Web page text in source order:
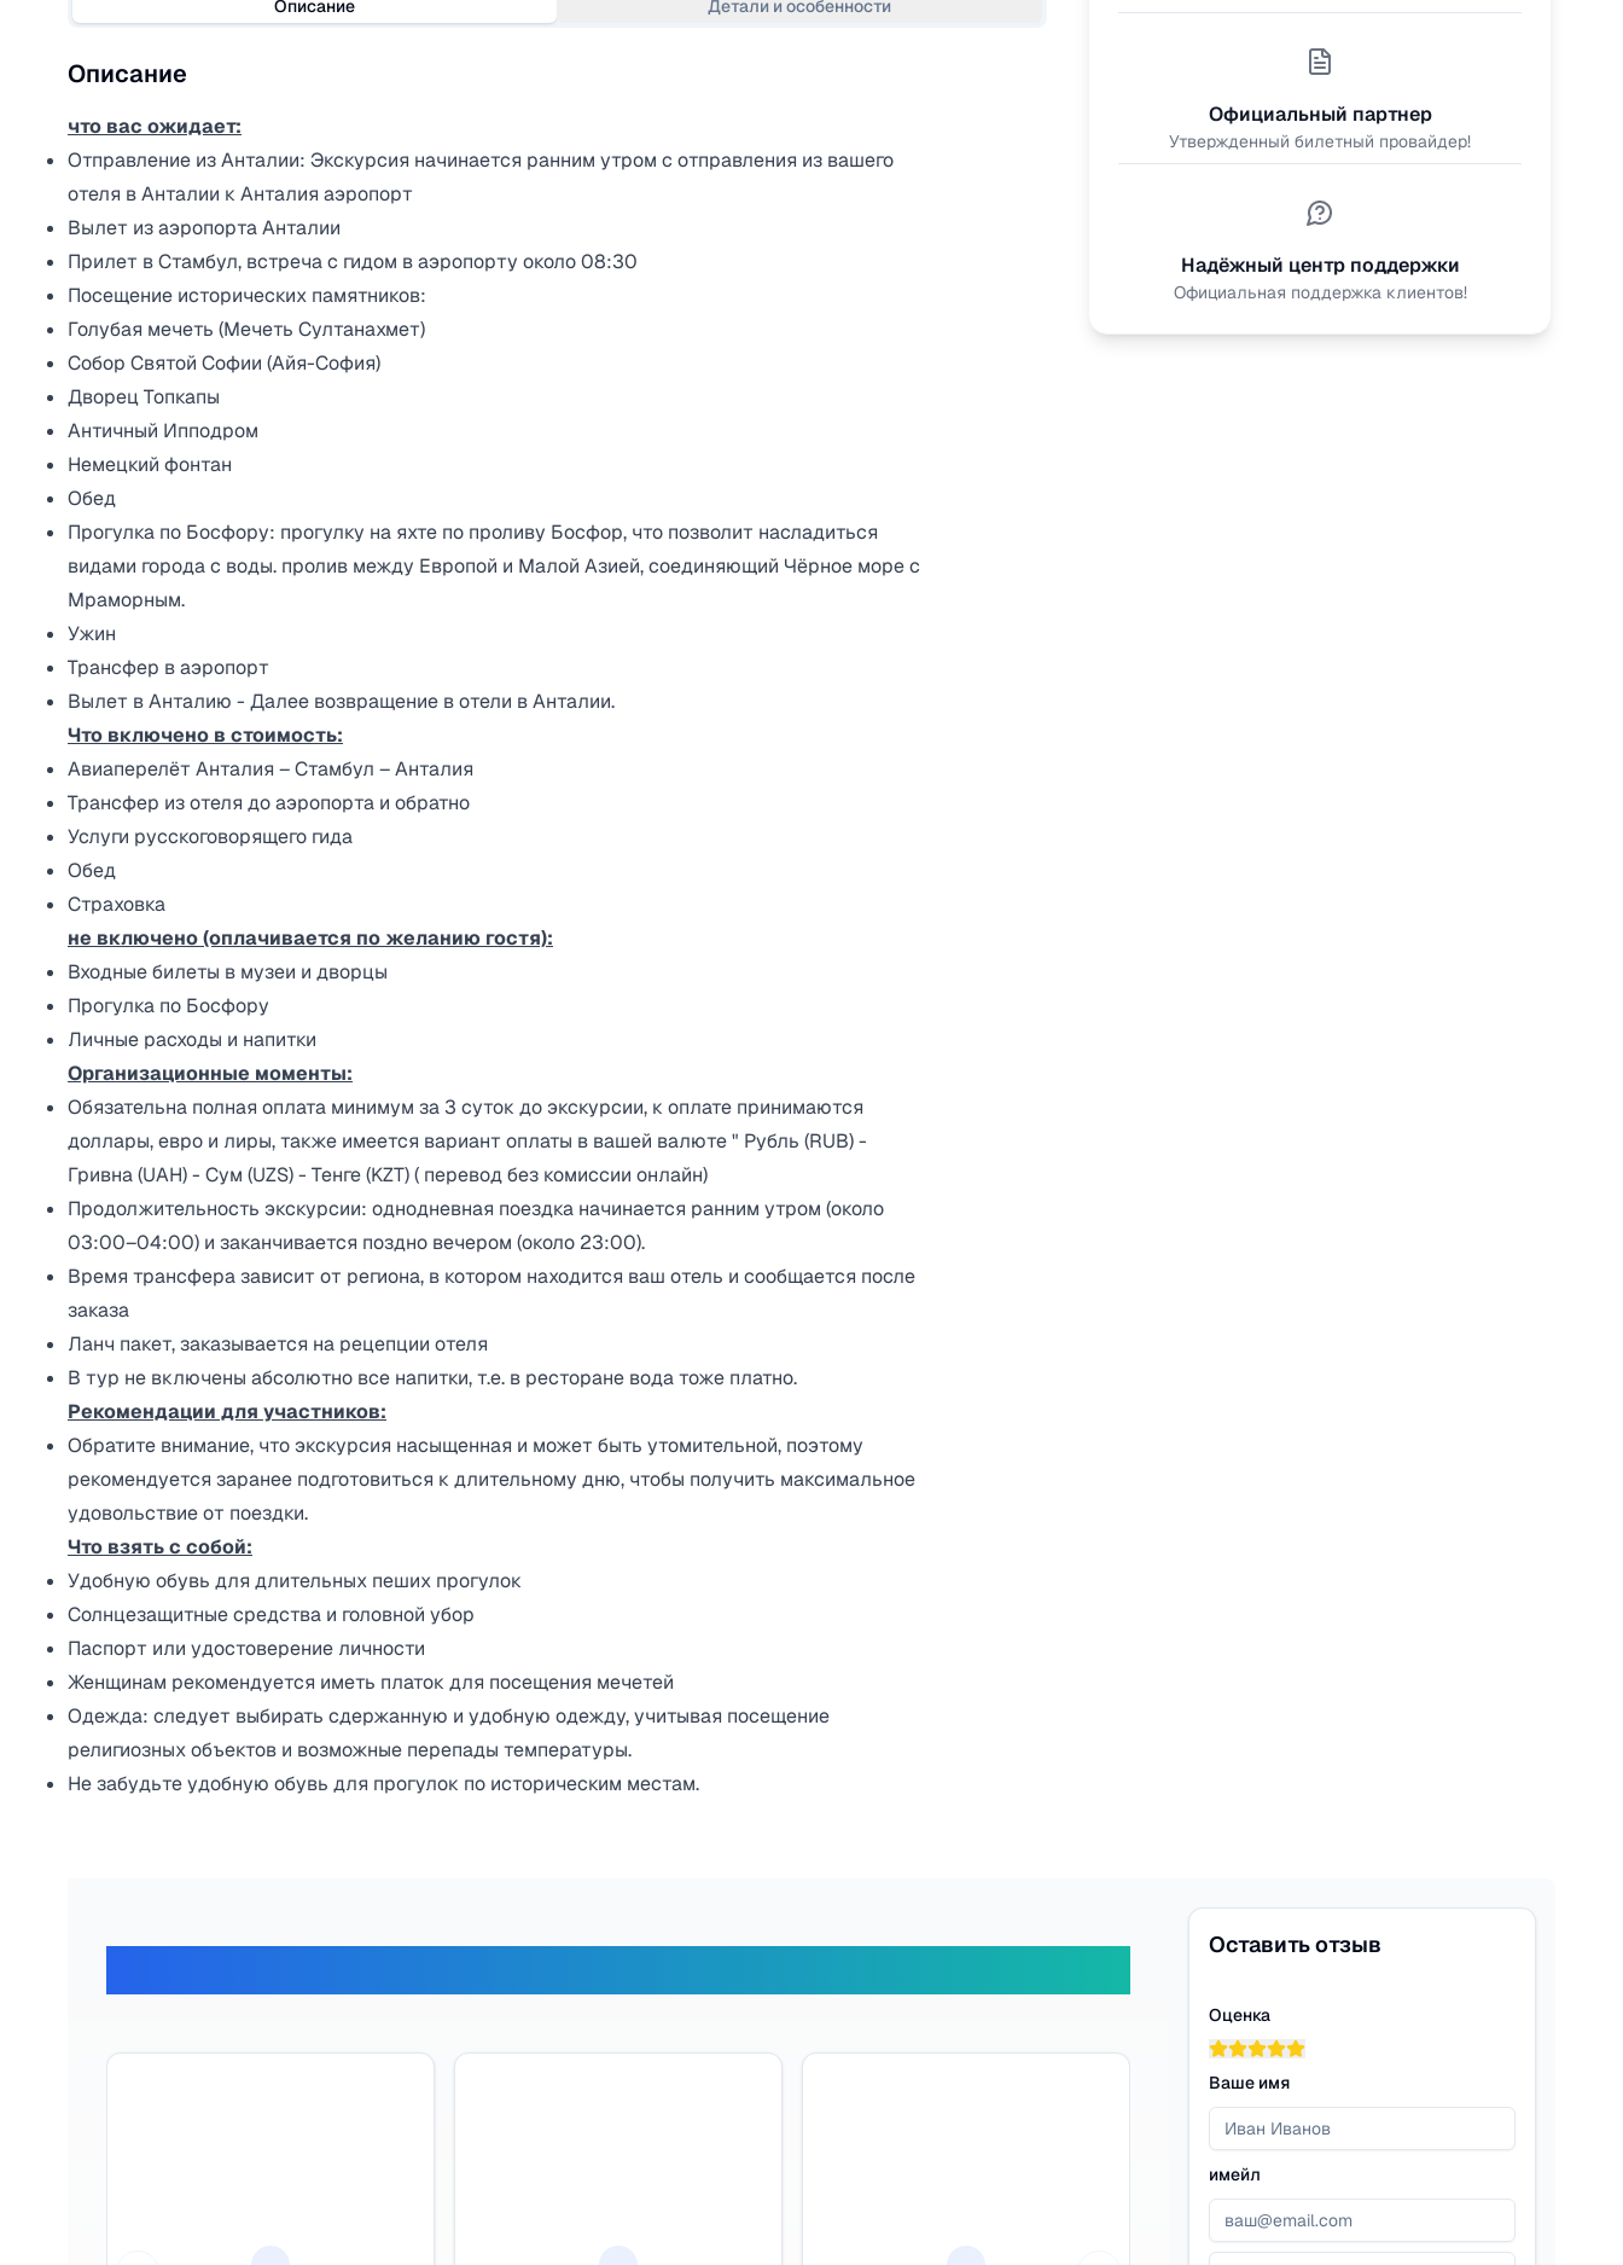
Описание Детали и особенности
Описание
что вас ожидает:
Отправление из Анталии: Экскурсия начинается ранним утром с отправления из вашего
отеля в Анталии к Анталия аэропорт
Вылет из аэропорта Анталии
Прилет в Стамбул, встреча с гидом в аэропорту около 08:30
Посещение исторических памятников:
Голубая мечеть (Мечеть Султанахмет)
Собор Святой Софии (Айя-София)
Дворец Топкапы
Античный Ипподром
Немецкий фонтан
Обед
Прогулка по Босфору: прогулку на яхте по проливу Босфор, что позволит насладиться
видами города с воды. пролив между Европой и Малой Азией, соединяющий Чёрное море с
Мраморным.
Ужин
Трансфер в аэропорт
Вылет в Анталию - Далее возвращение в отели в Анталии.
Что включено в стоимость:
Авиаперелёт Анталия – Стамбул – Анталия
Трансфер из отеля до аэропорта и обратно
Услуги русскоговорящего гида
Обед
Страховка
не включено (оплачивается по желанию гостя):
Входные билеты в музеи и дворцы
Прогулка по Босфору
Личные расходы и напитки
Организационные моменты:
Обязательна полная оплата минимум за 3 суток до экскурсии, к оплате принимаются
доллары, евро и лиры, также имеется вариант оплаты в вашей валюте " Рубль (RUB) -
Гривна (UAH) - Сум (UZS) - Тенге (KZT) ( перевод без комиссии онлайн)
Продолжительность экскурсии: однодневная поездка начинается ранним утром (около
03:00–04:00) и заканчивается поздно вечером (около 23:00).
Время трансфера зависит от региона, в котором находится ваш отель и сообщается после
заказа
Ланч пакет, заказывается на рецепции отеля
В тур не включены абсолютно все напитки, т.е. в ресторане вода тоже платно.
Рекомендации для участников:
Обратите внимание, что экскурсия насыщенная и может быть утомительной, поэтому
рекомендуется заранее подготовиться к длительному дню, чтобы получить максимальное
удовольствие от поездки.
Что взять с собой:
Удобную обувь для длительных пеших прогулок
Солнцезащитные средства и головной убор
Паспорт или удостоверение личности
Женщинам рекомендуется иметь платок для посещения мечетей
Одежда: следует выбирать сдержанную и удобную одежду, учитывая посещение
религиозных объектов и возможные перепады температуры.
Не забудьте удобную обувь для прогулок по историческим местам.
Официальный партнер
Утвержденный билетный провайдер!
Надёжный центр поддержки
Официальная поддержка клиентов!
Оставить отзыв
Оценка
Ваше имя
имейл